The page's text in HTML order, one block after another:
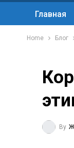
Главная
Home Блог
By